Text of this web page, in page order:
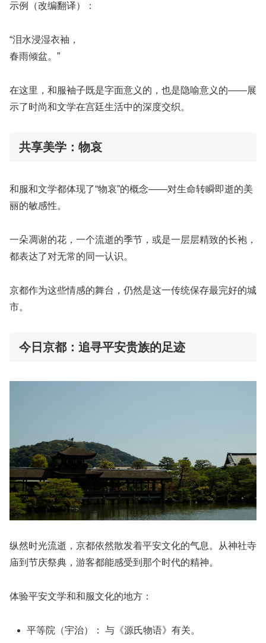
示例（改编翻译）：
“泪水浸湿衣袖，
春雨倾盆。”
在这里，和服袖子既是字面意义的，也是隐喻意义的——展
示了时尚和文学在宫廷生活中的深度交织。
共享美学：物哀
和服和文学都体现了“物哀”的概念——对生命转瞬即逝的美
丽的敏感性。
一朵凋谢的花，一个流逝的季节，或是一层层精致的长袍，
都表达了对无常的同​​一认识。
京都作为这些情感的舞台，仍然是这一传统保存最完好的城
市。
今日京都：追寻平安贵族的足迹
纵然时光流逝，京都依然散发着平安文化的气息。从神社寺
庙到节庆祭典，游客都能感受到那个时代的精神。
体验平安文学和和服文化的地方：
平等院（宇治）：
与《源氏物语》有关。